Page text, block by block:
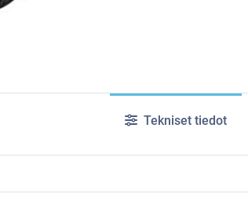
Tekniset tiedot